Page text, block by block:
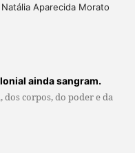
Aparecida Morato
ainda sangram.
corpos, do poder e da